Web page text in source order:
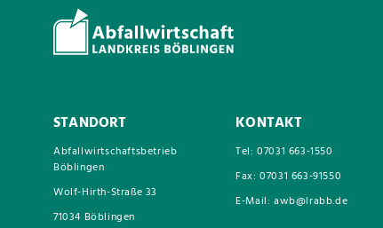
STANDORT
Abfallwirtschaftsbetrieb
Böblingen
Wolf-Hirth-Straße 33
71034 Böblingen
KONTAKT
Tel: 07031 663-1550
Fax: 07031 663-91550
E-Mail: awb@lrabb.de